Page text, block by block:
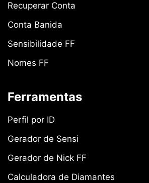
Recuperar Conta
Conta Banida
Sensibilidade FF
Nomes FF
Ferramentas
Perfil por ID
Gerador de Sensi
Gerador de Nick FF
Calculadora de Diamantes